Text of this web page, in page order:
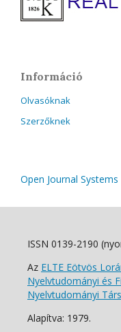
Információ
Olvasóknak
Szerzőknek
Open Journal Systems
ISSN 0139-2190
Az ELTE Eötvös
Nyelvtudományi és
Nyelvtudományi
Alapítva: 1979.